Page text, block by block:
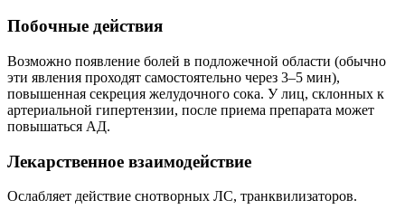
Побочные действия
Возможно появление болей в подложечной области (обычно
эти явления проходят самостоятельно через 3–5 мин),
повышенная секреция желудочного сока. У лиц, склонных к
артериальной гипертензии, после приема препарата может
повышаться АД.
Лекарственное взаимодействие
Ослабляет действие снотворных ЛС, транквилизаторов.